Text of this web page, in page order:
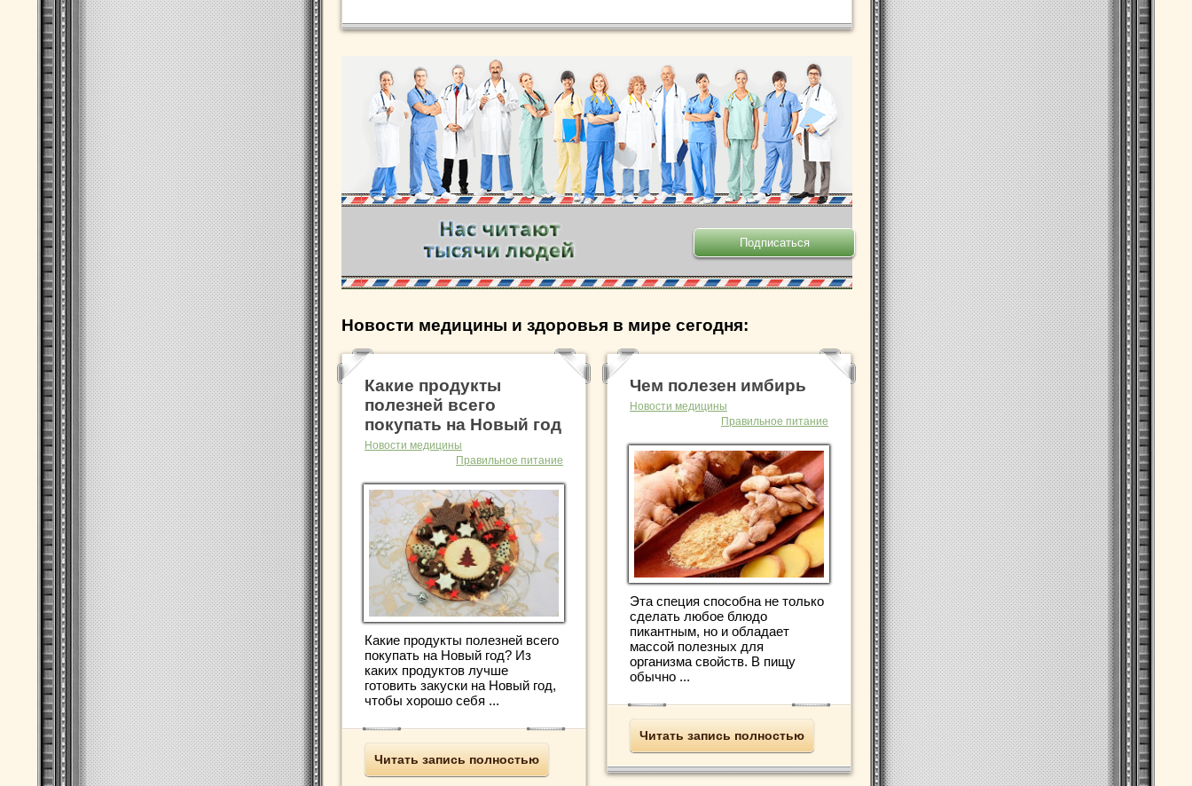
.
Новости медицины и здоровья в мире сегодня:
Какие продукты
полезней всего
покупать на Новый год
Новости медицины
Правильное питание
Какие продукты полезней всего
покупать на Новый год? Из
каких продуктов лучше
готовить закуски на Новый год,
чтобы хорошо себя ...
Читать запись полностью
Чем полезен имбирь
Новости медицины
Правильное питание
Эта специя способна не только
сделать любое блюдо
пикантным, но и обладает
массой полезных для
организма свойств. В пищу
обычно ...
Читать запись полностью